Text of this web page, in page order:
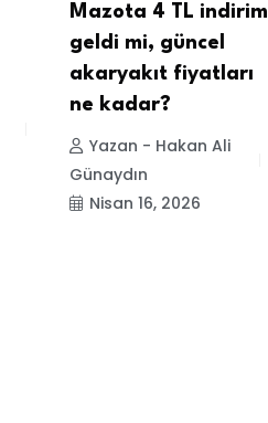
Mazota 4 TL indirim
geldi mi, güncel
akaryakıt fiyatları
ne kadar?
Yazan - Hakan Ali
Günaydın
Nisan 16, 2026